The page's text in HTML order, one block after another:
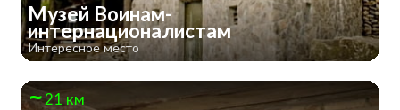
Музей Воинам-
интернационалистам
Интересное место
21 км